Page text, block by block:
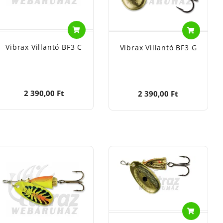
Vibrax Villantó BF3 C
2 390,00 Ft
Vibrax Villantó BF3 G
2 390,00 Ft